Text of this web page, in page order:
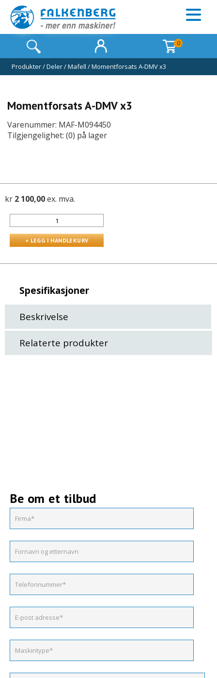
0
Produkter/Deler/Mafell /Momentforsats A-DMV x3
Momentforsats A-DMV x3
Varenummer: MAF-M094450
Tilgjengelighet: (0) på lager
kr 2 100,00ex. mva.
Spesifikasjoner
Beskrivelse
Relaterte produkter
Be om et tilbud